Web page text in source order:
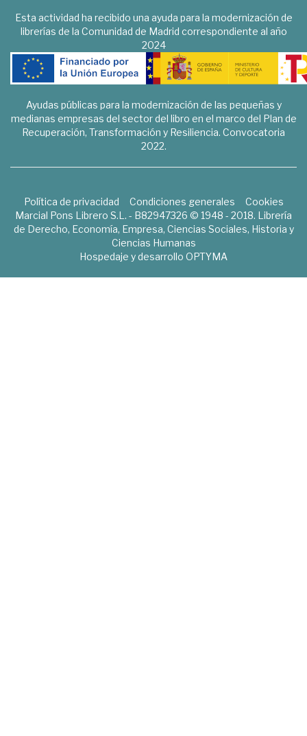
Esta actividad ha recibido una ayuda para la modernización de
librerías de la Comunidad de Madrid correspondiente al año
2024
Ayudas públicas para la modernización de las pequeñas y
medianas empresas del sector del libro en el marco del Plan de
Recuperación, Transformación y Resiliencia. Convocatoria
2022.
Política de privacidad Condiciones generales
Cookies
Marcial Pons Librero S.L. - B82947326 © 1948 - 2018. Librería
de Derecho, Economía, Empresa, Ciencias Sociales, Historia y
Ciencias Humanas
Hospedaje y desarrollo OPTYMA